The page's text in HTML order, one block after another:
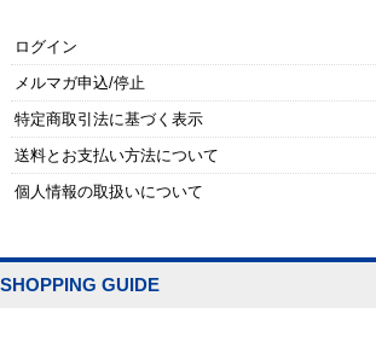
ログイン
メルマガ申込/停止
特定商取引法に基づく表示
送料とお支払い方法について
個人情報の取扱いについて
SHOPPING GUIDE